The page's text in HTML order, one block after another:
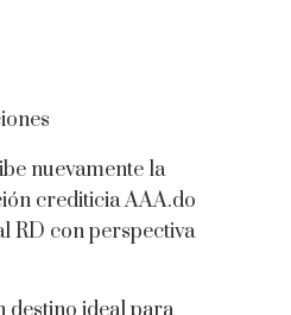
nuevamente la
crediticia AAA.do
RD con perspectiva
destino ideal para